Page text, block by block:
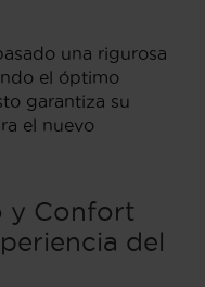
una rigurosa
el óptimo
garantiza su
el nuevo
y Confort
del